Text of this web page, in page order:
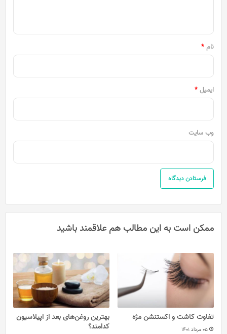
نام *
ایمیل *
وب‌ سایت
ممکن است به این مطالب هم علاقمند باشید
تفاوت کاشت و اکستنشن مژه
05 مرداد 1401
بهترین روغن‌های بعد از اپیلاسیون
کدامند؟